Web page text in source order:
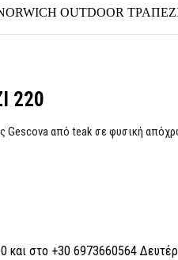
OUTDOOR
220
Gescova από teak σε φυσική
και στο +30 6973660564